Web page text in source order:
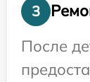
3
После